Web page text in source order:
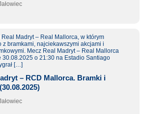
– RCD Mallorca. Bramki i